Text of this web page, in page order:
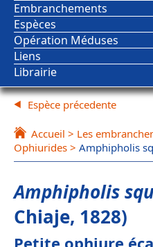
Embranchements
Espèces
Opération Méduses
Liens
Librairie
Espèce précedente
Accueil > Les
Ophiurides > Amphipholis
Amphipholis
Chiaje, 1828)
Petite ophiure